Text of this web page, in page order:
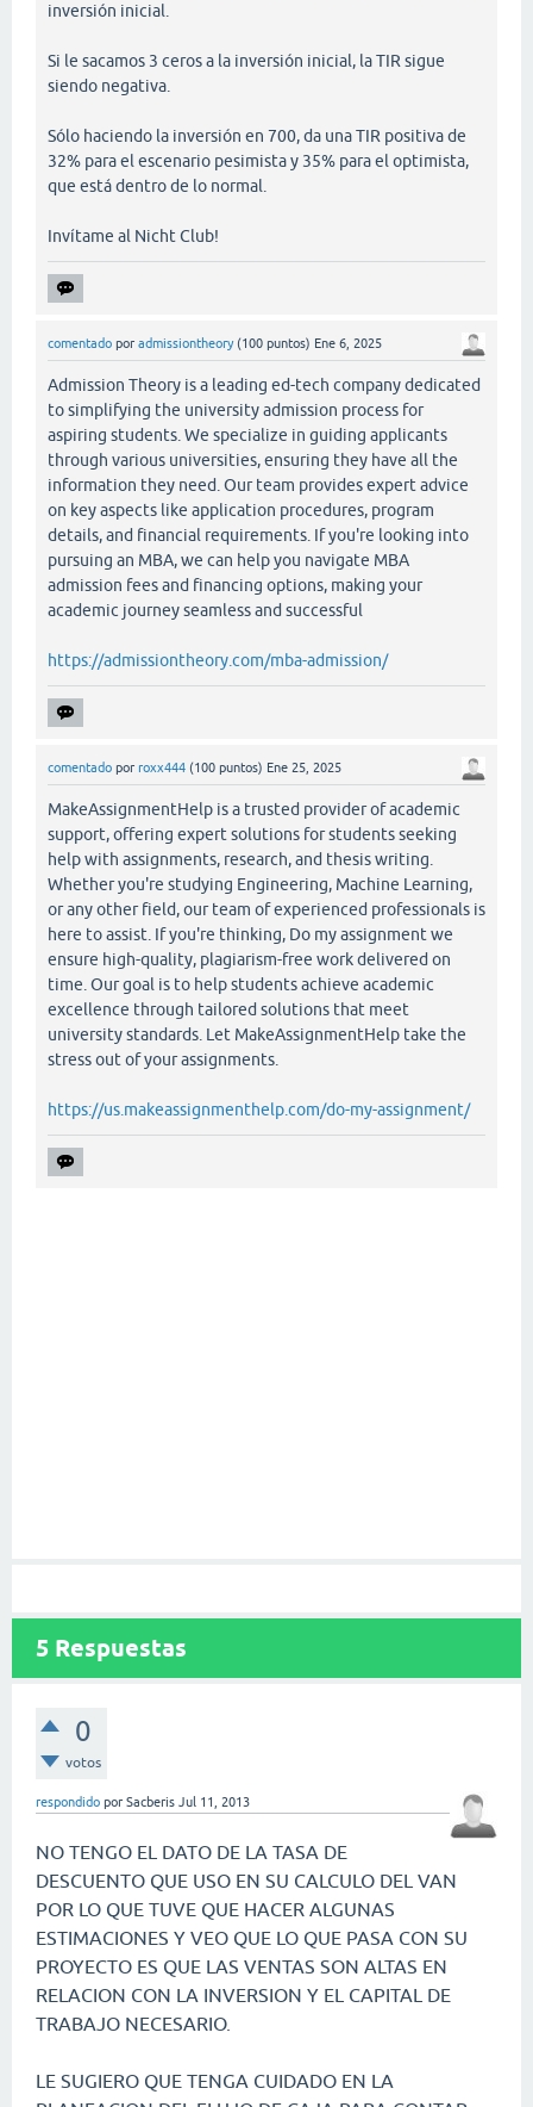
inversión inicial.
Si le sacamos 3 ceros a la inversión inicial, la TIR sigue
siendo negativa.
Sólo haciendo la inversión en 700, da una TIR positiva de
32% para el escenario pesimista y 35% para el optimista,
que está dentro de lo normal.
Invítame al Nicht Club!
comentado por admissiontheory (100 puntos) Ene 6, 2025
Admission Theory is a leading ed-tech company dedicated
to simplifying the university admission process for
aspiring students. We specialize in guiding applicants
through various universities, ensuring they have all the
information they need. Our team provides expert advice
on key aspects like application procedures, program
details, and financial requirements. If you're looking into
pursuing an MBA, we can help you navigate MBA
admission fees and financing options, making your
academic journey seamless and successful
https://admissiontheory.com/mba-admission/
comentado por roxx444 (100 puntos) Ene 25, 2025
MakeAssignmentHelp is a trusted provider of academic
support, offering expert solutions for students seeking
help with assignments, research, and thesis writing.
Whether you're studying Engineering, Machine Learning,
or any other field, our team of experienced professionals is
here to assist. If you're thinking, Do my assignment we
ensure high-quality, plagiarism-free work delivered on
time. Our goal is to help students achieve academic
excellence through tailored solutions that meet
university standards. Let MakeAssignmentHelp take the
stress out of your assignments.
https://us.makeassignmenthelp.com/do-my-assignment/
5 Respuestas
0
votos
respondido por Sacberis Jul 11, 2013
NO TENGO EL DATO DE LA TASA DE
DESCUENTO QUE USO EN SU CALCULO DEL VAN
POR LO QUE TUVE QUE HACER ALGUNAS
ESTIMACIONES Y VEO QUE LO QUE PASA CON SU
PROYECTO ES QUE LAS VENTAS SON ALTAS EN
RELACION CON LA INVERSION Y EL CAPITAL DE
TRABAJO NECESARIO.
LE SUGIERO QUE TENGA CUIDADO EN LA